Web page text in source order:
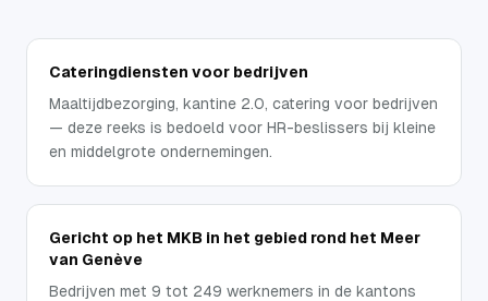
Cateringdiensten voor bedrijven
Maaltijdbezorging, kantine 2.0, catering voor bedrijven
— deze reeks is bedoeld voor HR-beslissers bij kleine
en middelgrote ondernemingen.
Gericht op het MKB in het gebied rond het Meer
van Genève
Bedrijven met 9 tot 249 werknemers in de kantons